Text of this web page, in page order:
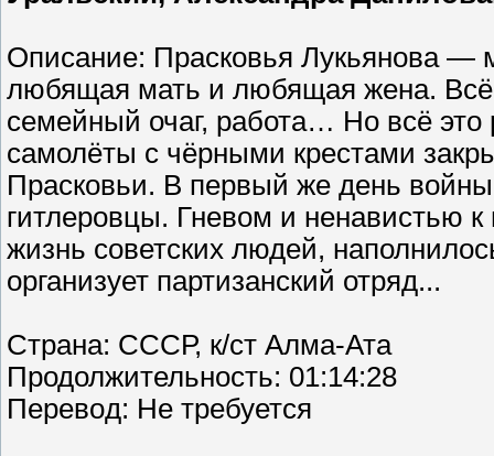
Описание: Прасковья Лукьянова —
любящая мать и любящая жена.
семейный очаг, работа… Но всё
самолёты с чёрными крестами
Прасковьи. В первый же день
гитлеровцы. Гневом и ненавистью
жизнь советских людей,
организует партизанский отряд...
Страна: СССР, к/ст Алма-Ата
Продолжительность: 01:14:28
Перевoд: Не требуется